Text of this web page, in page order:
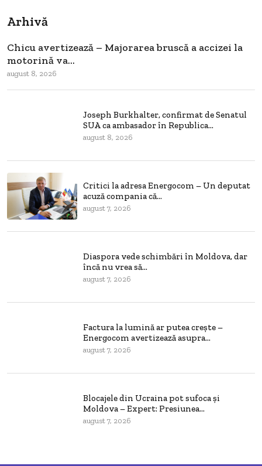
Arhivă
Chicu avertizează – Majorarea bruscă a accizei la
motorină va...
august 8, 2026
Joseph Burkhalter, confirmat de Senatul
SUA ca ambasador în Republica...
august 8, 2026
Critici la adresa Energocom – Un deputat
acuză compania că...
august 7, 2026
Diaspora vede schimbări în Moldova, dar
încă nu vrea să...
august 7, 2026
Factura la lumină ar putea crește –
Energocom avertizează asupra...
august 7, 2026
Blocajele din Ucraina pot sufoca și
Moldova – Expert: Presiunea...
august 7, 2026